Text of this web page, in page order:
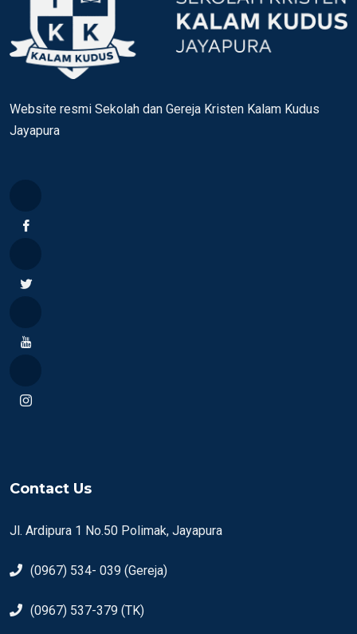
Website resmi Sekolah dan Gereja Kristen Kalam Kudus
Jayapura
Contact Us
Jl. Ardipura 1 No.50 Polimak, Jayapura
(0967) 534- 039 (Gereja)
(0967) 537-379 (TK)